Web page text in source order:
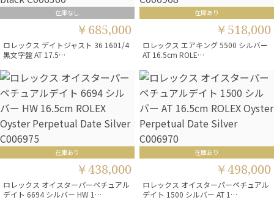
在庫なし
￥685,000
ロレックス デイトジャスト 36 1601/4
黒文字盤 AT 17.5…
在庫あり
￥518,000
ロレックス エアキング 5500 シルバー
AT 16.5cm ROLE…
在庫あり
￥438,000
ロレックス オイスターパーペチュアル
デイト 6694 シルバー HW 1…
在庫あり
￥498,000
ロレックス オイスターパーペチュアル
デイト 1500 シルバー AT 1…